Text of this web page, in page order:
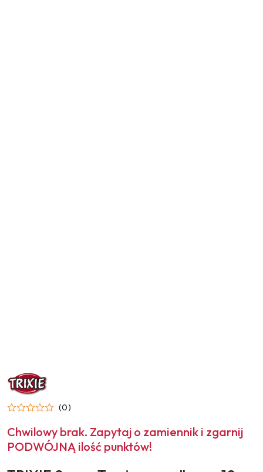
NAZWA
PRODUCENTA:
TRIXIE
(0)
Chwilowy brak. Zapytaj o zamiennik i zgarnij
PODWÓJNĄ ilość punktów!